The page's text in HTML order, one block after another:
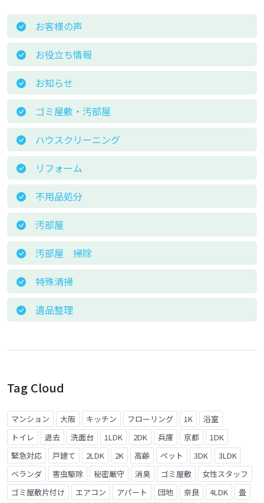
お客様の声
お役立ち情報
お知らせ
ゴミ屋敷・汚部屋
ハウスクリーニング
リフォーム
不用品処分
汚部屋
汚部屋 掃除
特殊清掃
遺品整理
Tag Cloud
マンション 大阪 キッチン フローリング 1K
浴室
トイレ
退去 洗面台 1LDK 2DK 兵庫 京都
1DK
緊急対応
戸建て 2LDK 2K 高齢 ペット 3DK
3LDK
ベランダ
害虫駆除 秘密厳守 消臭 ゴミ屋敷
女性スタッフ
ゴミ屋敷片付け
エアコン アパート 団地 奈良 4LDK
畳